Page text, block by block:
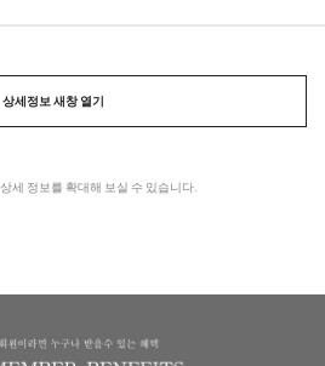
상세정보 새창 열기
상세 정보를 확대해 보실 수 있습니다.